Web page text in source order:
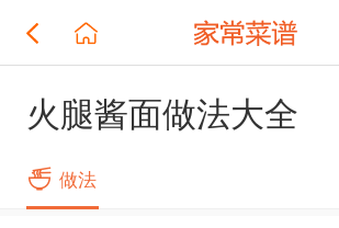
火腿酱面做法大全
做法